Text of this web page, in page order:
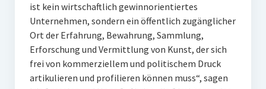
ist kein wirtschaftlich gewinnorientiertes
Unternehmen, sondern ein öffentlich zugänglicher
Ort der Erfahrung, Bewahrung, Sammlung,
Erforschung und Vermittlung von Kunst, der sich
frei von kommerziellem und politischem Druck
artikulieren und profilieren können muss“, sagen